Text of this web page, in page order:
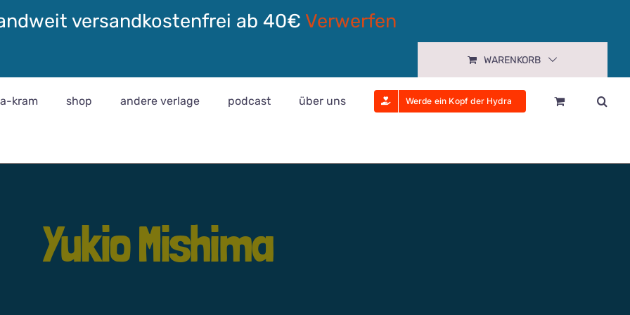
versandkostenfrei ab 40€ Verwerfen
WARENKORB
kram shop andere verlage podcast über uns Werde ein Kopf der Hydra
Yukio Mishima